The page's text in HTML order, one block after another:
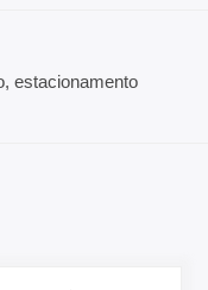
estacionamento